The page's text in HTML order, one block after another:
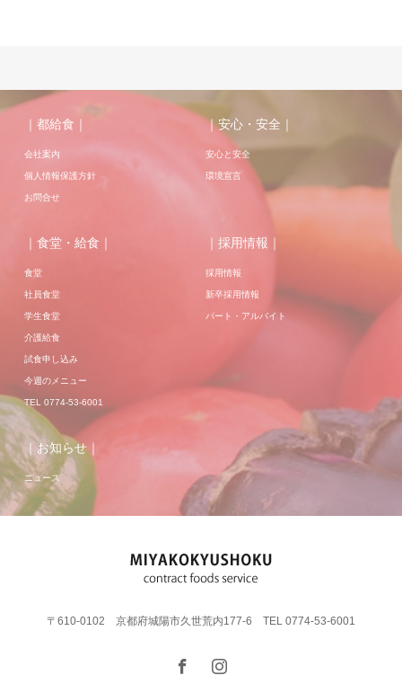
｜都給食｜
会社案内
個人情報保護方針
お問合せ
｜安心・安全｜
安心と安全
環境宣言
｜食堂・給食｜
食堂
社員食堂
学生食堂
介護給食
試食申し込み
今週のメニュー
TEL 0774-53-6001
｜採用情報｜
採用情報
新卒採用情報
パート・アルバイト
｜お知らせ｜
ニュース
〒610-0102 京都府城陽市久世荒内177-6 TEL 0774-53-6001